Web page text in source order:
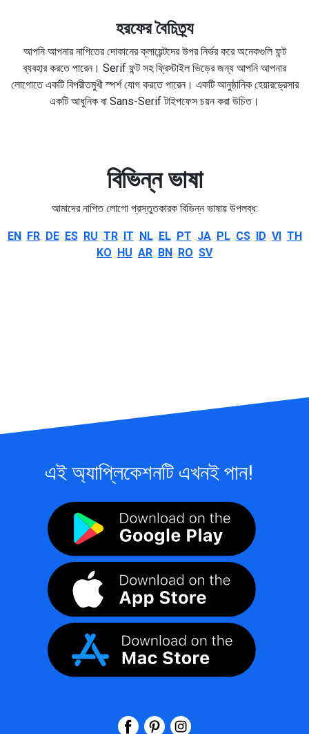
হরফের বৈচিত্র্য
আপনি আপনার নাপিতের দোকানের ক্লায়েন্টদের উপর নির্ভর করে অনেকগুলি ফন্ট
ব্যবহার করতে পারেন। Serif ফন্ট সহ ফ্রিস্টাইল ভিড়ের জন্য আপনি আপনার
লোগোতে একটি বিপরীতমুখী স্পর্শ যোগ করতে পারেন। একটি আনুষ্ঠানিক হেয়ারড্রেসার
একটি আধুনিক বা Sans-Serif টাইপফেস চয়ন করা উচিত।
বিভিন্ন ভাষা
আমাদের নাপিত লোগো প্রস্তুতকারক বিভিন্ন ভাষায় উপলব্ধ:
EN FR DE ES RU TR IT NL EL PT JA PL CS ID VI TH
KO HU AR BN RO SV
এই অ্যাপ্লিকেশনটি এখনই পান!